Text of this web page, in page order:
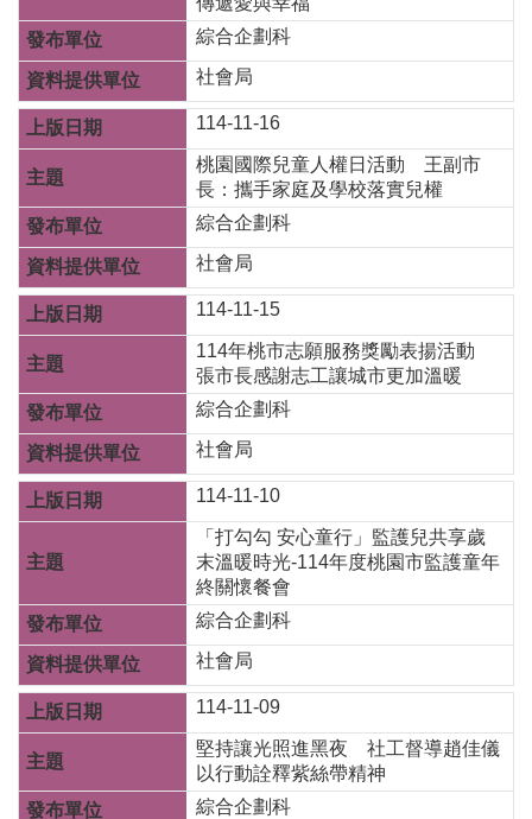
s
s
e
r
e
回
首
頁
網
站
覽
市
政
信
箱
桃
市
入
口
網
站
政
府
綜合企劃科
社會局
114-11-16
桃園國際兒童人權日活動 王副市
長：攜手家庭及學校落實兒權
綜合企劃科
社會局
114-11-15
114年桃市志願服務獎勵表揚活動
張市長感謝志工讓城市更加溫暖
綜合企劃科
社會局
114-11-10
「打勾勾 安心童行」監護兒共享歲
末溫暖時光-114年度桃園市監護童年
終關懷餐會
綜合企劃科
社會局
114-11-09
堅持讓光照進黑夜 社工督導趙佳儀
以行動詮釋紫絲帶精神
綜合企劃科